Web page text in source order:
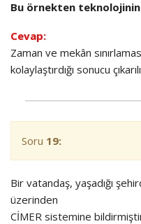
Bu örnekten teknolojinin
Cevap:
Zaman ve mekân
kolaylaştırdığı sonucu
Soru 19:
Bir vatandaş, yaşadığı
üzerinden
CİMER sistemine